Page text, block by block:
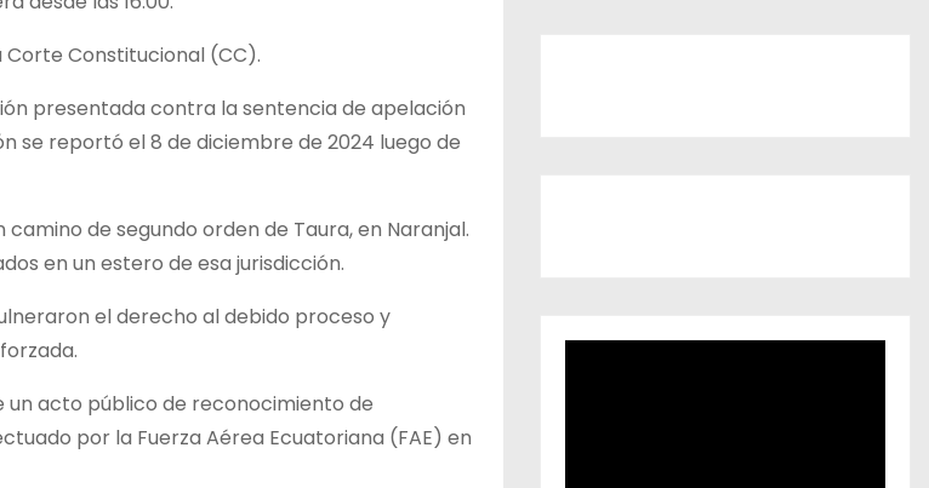
Constitucional (CC).
presentada contra la sentencia de apelación
se reportó el 8 de diciembre de 2024 luego de
de segundo orden de Taura, en Naranjal.
en un estero de esa jurisdicción.
el derecho al debido proceso y
un acto público de reconocimiento de
por la Fuerza Aérea Ecuatoriana (FAE) en